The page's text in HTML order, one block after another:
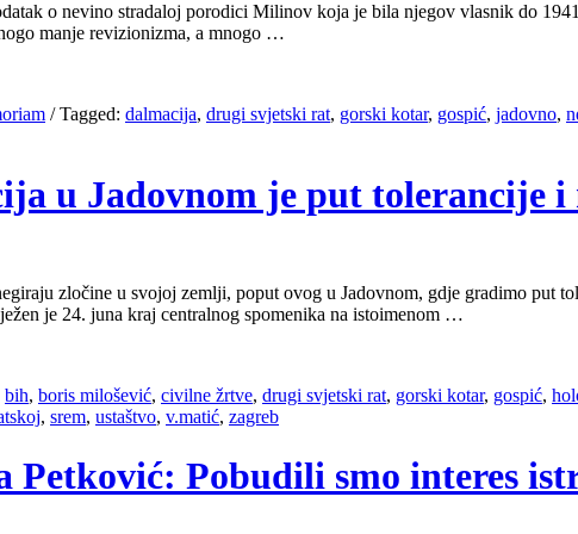
o nevino stradaloj porodici Milinov koja je bila njegov vlasnik do
manje revizionizma, a mnogo …
/Tagged: dalmacija, drugi svjetski rat, gorski kotar, gospić, jadovno,
u Jadovnom je put tolerancije
zločine u svojoj zemlji, poput ovog u Jadovnom, gdje gradimo put
je 24. juna kraj centralnog spomenika na istoimenom …
bih, boris milošević, civilne žrtve, drugi svjetski rat, gorski kotar, gospić,
, srem, ustaštvo, v.matić, zagreb
Petković: Pobudili smo interes